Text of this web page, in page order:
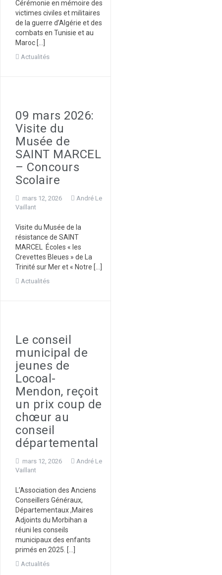
Cérémonie en mémoire des
victimes civiles et militaires
de la guerre d’Algérie et des
combats en Tunisie et au
Maroc […]
Actualités
09 mars 2026:
Visite du
Musée de
SAINT MARCEL
– Concours
Scolaire
mars 12, 2026
André Le
Vaillant
Visite du Musée de la
résistance de SAINT
MARCEL Écoles « les
Crevettes Bleues » de La
Trinité sur Mer et « Notre […]
Actualités
Le conseil
municipal de
jeunes de
Locoal-
Mendon, reçoit
un prix coup de
chœur au
conseil
départemental
mars 12, 2026
André Le
Vaillant
L’Association des Anciens
Conseillers Généraux,
Départementaux ,Maires
Adjoints du Morbihan a
réuni les conseils
municipaux des enfants
primés en 2025. […]
Actualités